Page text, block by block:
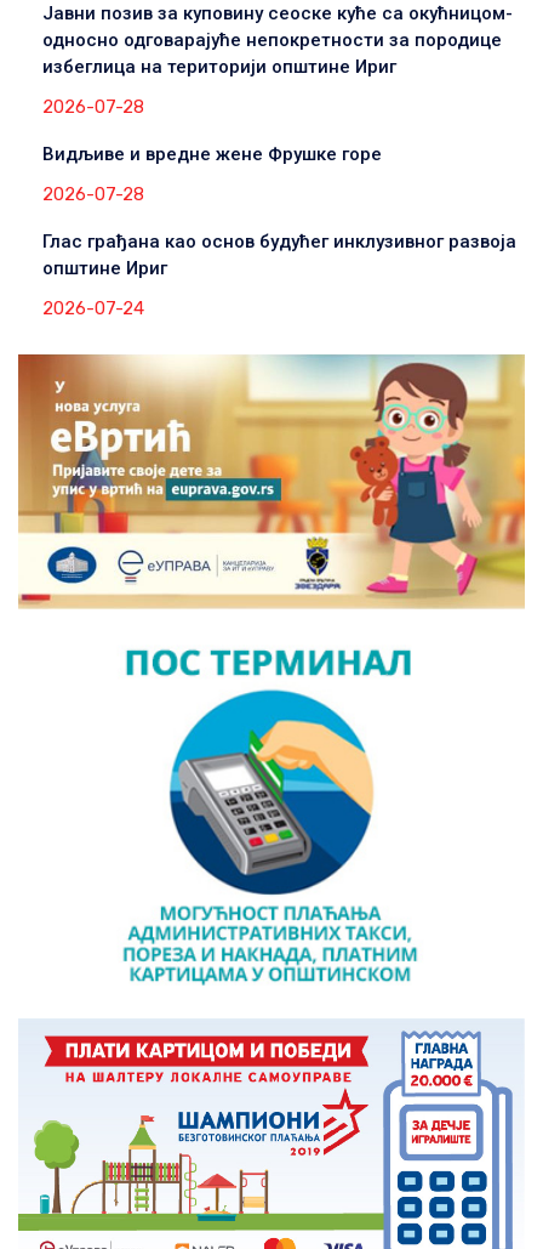
Јавни позив за куповину сеоске куће са окућницом-
односно одговарајуће непокретности за породице
избеглица на територији општине Ириг
2026-07-28
Видљиве и вредне жене Фрушке горе
2026-07-28
Глас грађана као основ будућег инклузивног развоја
општине Ириг
2026-07-24